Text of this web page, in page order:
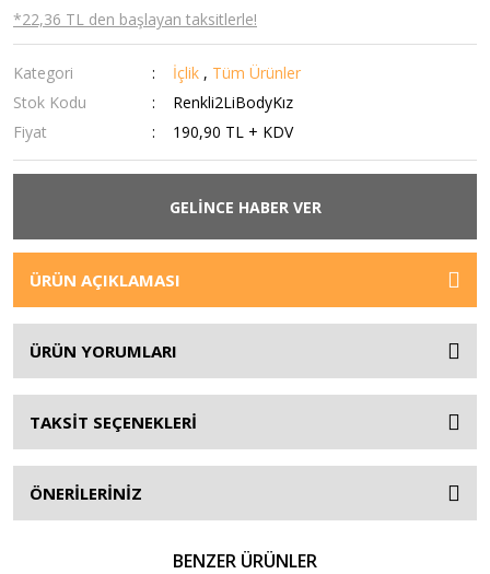
*22,36 TL den başlayan taksitlerle!
Kategori İçlik , Tüm Ürünler
Stok Kodu
Renkli2LiBodyKız
Fiyat
190,90 TL + KDV
GELİNCE HABER VER
ÜRÜN AÇIKLAMASI
ÜRÜN YORUMLARI
TAKSİT SEÇENEKLERİ
ÖNERİLERİNİZ
BENZER ÜRÜNLER